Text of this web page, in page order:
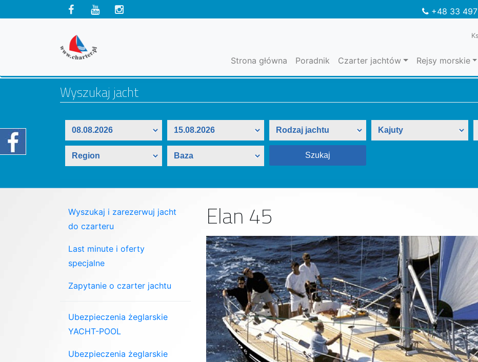
+48 33
Strona główna Poradnik Czarter jachtów Rejsy morskie
Elan 45
Wyszukaj i zarezerwuj jacht
do czarteru
Last minute i oferty
specjalne
Zapytanie o czarter jachtu
Ubezpieczenia żeglarskie
YACHT-POOL
Ubezpieczenia żeglarskie